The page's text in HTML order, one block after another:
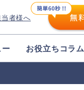
者様へ
お役立ちコラム